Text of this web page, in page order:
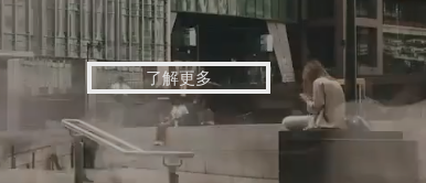
了解更多